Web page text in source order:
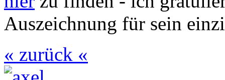
Auszeichnung für sein
« zurück «